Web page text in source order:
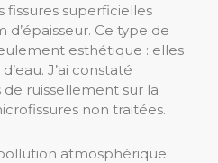
fissures superficielles
Ce type de
esthétique : elles
J’ai constaté
de ruissellement sur la
non traitées.
atmosphérique